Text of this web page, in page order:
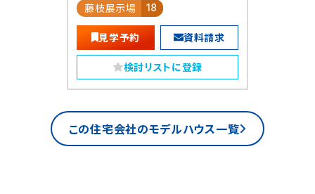
藤枝展示場 18
見学予約 資料請求
検討リストに登録
この住宅会社のモデルハウス一覧